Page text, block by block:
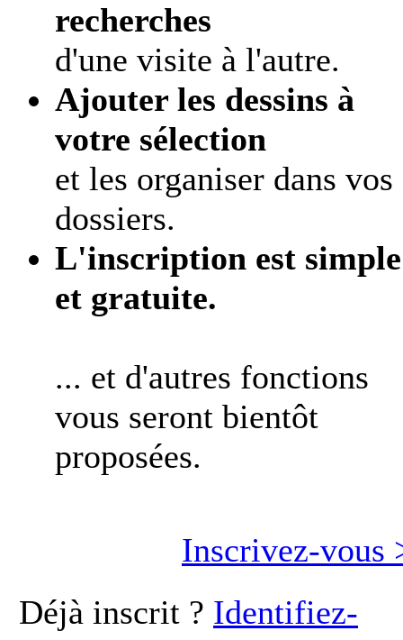
recherches
d'une visite à l'autre.
Ajouter les dessins à
votre sélection
et les organiser dans vos
dossiers.
L'inscription est simple
et gratuite.
... et d'autres fonctions
vous seront bientôt
proposées.
Inscrivez-vous
Déjà inscrit ? Identifiez-